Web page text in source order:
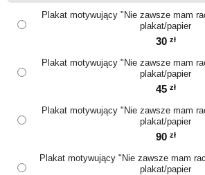
Plakat motywujący "Nie zawsze mam
plakat/papier
30 zł
Plakat motywujący "Nie zawsze mam
plakat/papier
45 zł
Plakat motywujący "Nie zawsze mam
plakat/papier
90 zł
Plakat motywujący "Nie zawsze mam
plakat/papier